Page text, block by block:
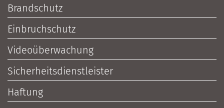
Brandschutz
Einbruchschutz
Videoüberwachung
Sicherheitsdienstleister
Haftung